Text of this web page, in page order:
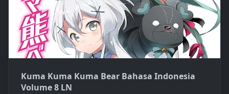
Kuma Kuma Kuma Bear Bahasa Indonesia
Volume 8 LN